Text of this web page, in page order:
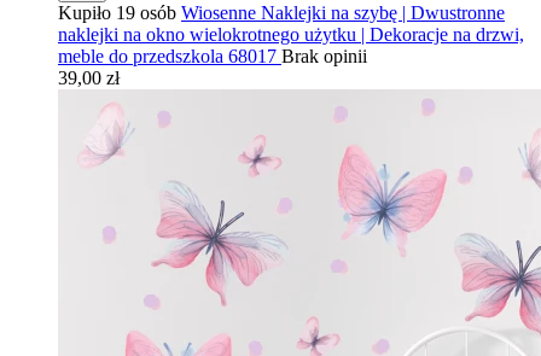
Kupiło 19 osób Wiosenne Naklejki na szybę | Dwustronne
naklejki na okno wielokrotnego użytku | Dekoracje na drzwi,
meble do przedszkola 68017 Brak opinii
39,00 zł